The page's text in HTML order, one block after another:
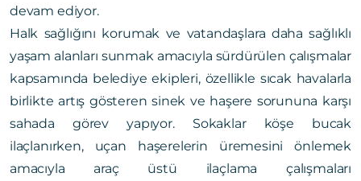
devam ediyor.
Halk sağlığını korumak ve vatandaşlara daha sağlıklı
yaşam alanları sunmak amacıyla sürdürülen çalışmalar
kapsamında belediye ekipleri, özellikle sıcak havalarla
birlikte artış gösteren sinek ve haşere sorununa karşı
sahada görev yapıyor. Sokaklar köşe bucak
ilaçlanırken, uçan haşerelerin üremesini önlemek
amacıyla araç üstü ilaçlama çalışmaları